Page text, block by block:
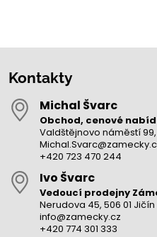
Kontakty
Michal Švarc
Obchod, cenové
Valdštějnovo náměstí 99,
+420 723 470 244
Ivo Švarc
Vedoucí prodejny
Nerudova 45, 506 01 Jičín
info@zamecky.cz
+420 774 301 333